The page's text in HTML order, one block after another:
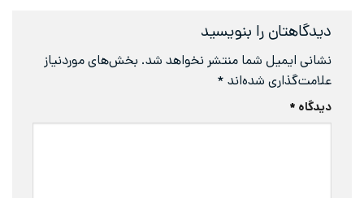
را بنویسید
ایمیل شما منتشر نخواهد شد.بخش‌های موردنیاز
شده‌اند *
*